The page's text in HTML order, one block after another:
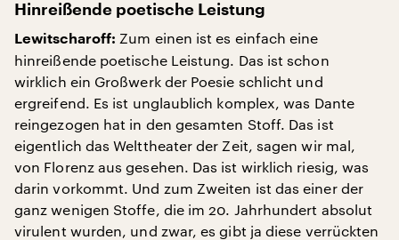
Hinreißende poetische Leistung
Lewitscharoff: Zum einen ist es einfach eine
hinreißende poetische Leistung. Das ist schon
wirklich ein Großwerk der Poesie schlicht und
ergreifend. Es ist unglaublich komplex, was Dante
reingezogen hat in den gesamten Stoff. Das ist
eigentlich das Welttheater der Zeit, sagen wir mal,
von Florenz aus gesehen. Das ist wirklich riesig, was
darin vorkommt. Und zum Zweiten ist das einer der
ganz wenigen Stoffe, die im 20. Jahrhundert absolut
virulent wurden, und zwar, es gibt ja diese verrückten